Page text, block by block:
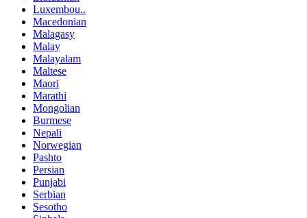
Luxembou..
Macedonian
Malagasy
Malay
Malayalam
Maltese
Maori
Marathi
Mongolian
Burmese
Nepali
Norwegian
Pashto
Persian
Punjabi
Serbian
Sesotho